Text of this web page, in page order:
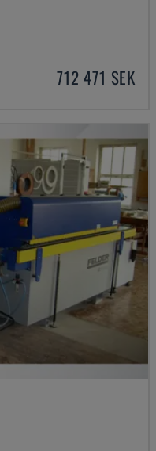
712 471 SEK